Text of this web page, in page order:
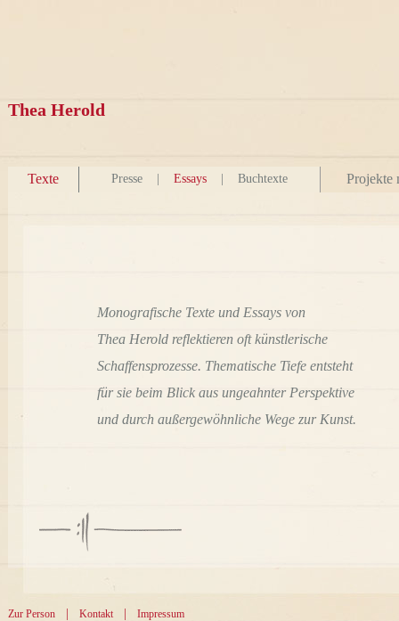
Thea Herold
Texte Presse Essays Buchtexte Projekte
Monografische Texte und Essays von
Thea Herold reflektieren oft künstlerische
Schaffensprozesse. Thematische Tiefe entsteht
für sie beim Blick aus ungeahnter Perspektive
und durch außergewöhnliche Wege zur Kunst.
Zur Person Kontakt| Impressum